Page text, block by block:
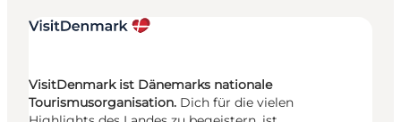
VisitDenmark ist Dänemarks nationale
Tourismusorganisation. Dich für die vielen